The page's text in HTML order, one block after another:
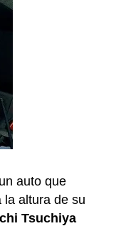
auto que
la altura de su
Tsuchiya